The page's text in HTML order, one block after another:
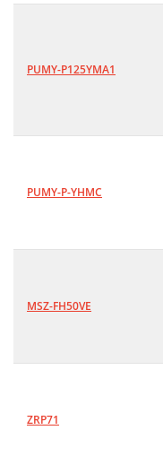
PUMY-P125YMA1
PUMY-P-YHMC
MSZ-FH50VE
ZRP71